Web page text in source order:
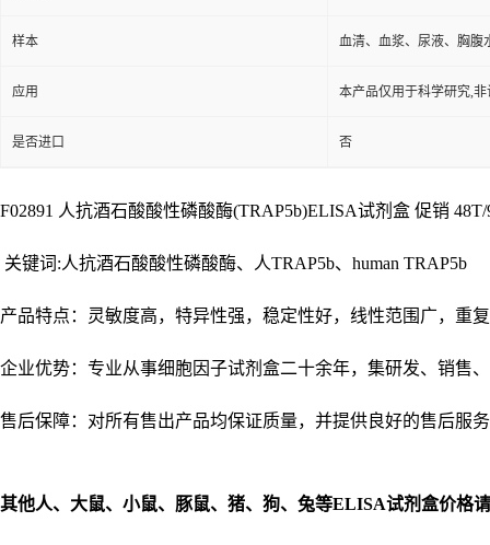
样本 血清、血浆、尿液、胸腹
应用 本产品仅用于科学研究,
是否进口 否
F02891 人抗酒石酸酸性磷酸酶(TRAP5b)ELISA试剂盒 促销 48T/
关键词:人抗酒石酸酸性磷酸酶、人TRAP5b、human TRAP5b
产品特点：灵敏度高，特异性强，稳定性好，线性范围广，重
企业优势：专业从事细胞因子试剂盒二十余年，集研发、销售
售后保障：对所有售出产品均保证质量，并提供良好的售后服
其他人、大鼠、小鼠、豚鼠、猪、狗、兔等ELISA试剂盒价格